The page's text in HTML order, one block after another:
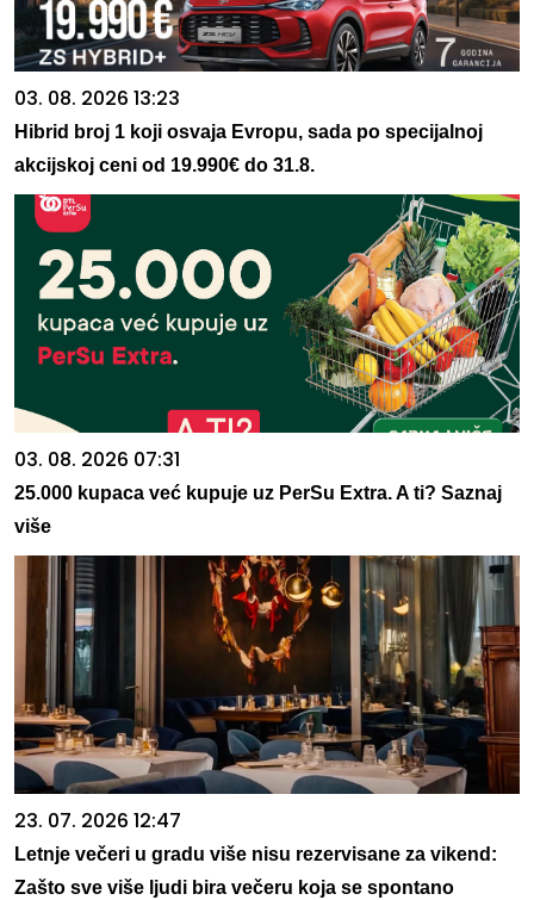
03. 08. 2026 13:23
Hibrid broj 1 koji osvaja Evropu, sada po specijalnoj
akcijskoj ceni od 19.990€ do 31.8.
03. 08. 2026 07:31
25.000 kupaca već kupuje uz PerSu Extra. A ti? Saznaj
više
23. 07. 2026 12:47
Letnje večeri u gradu više nisu rezervisane za vikend:
Zašto sve više ljudi bira večeru koja se spontano